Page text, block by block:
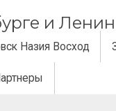
и
Назия Восход